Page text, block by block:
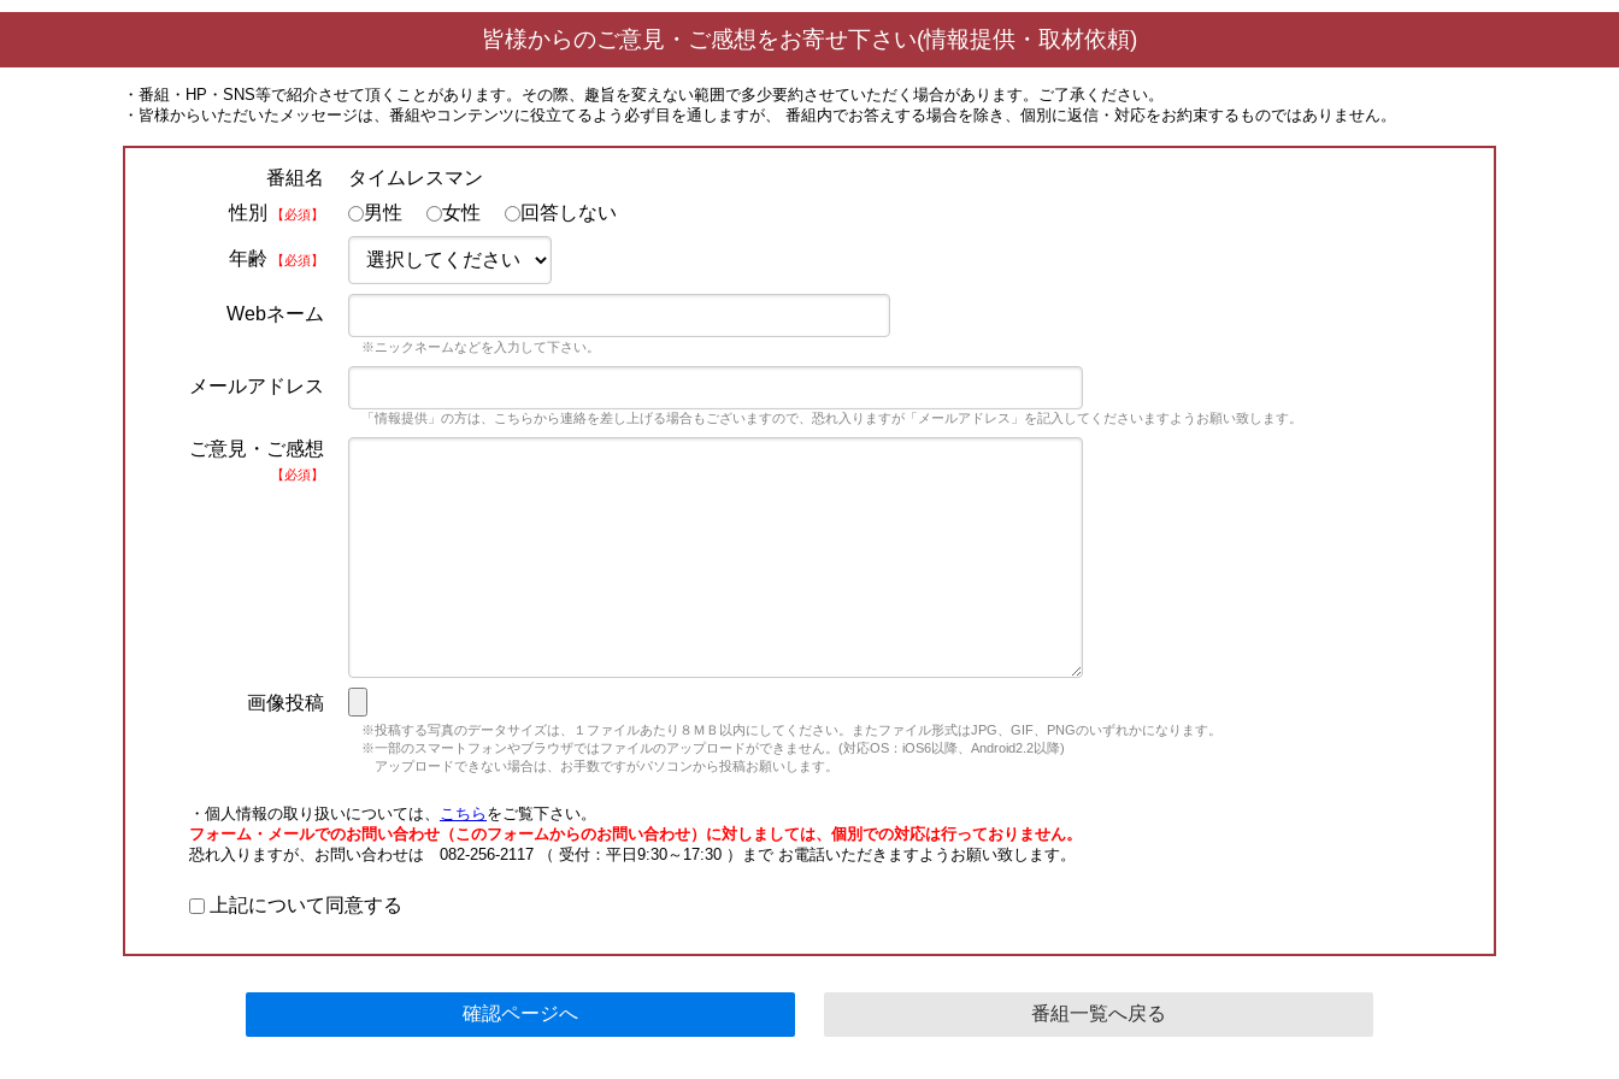
皆様からのご意見・ご感想をお寄せ下さい(情報提供・取材依頼)
・番組・HP・SNS等で紹介させて頂くことがあります。その際、趣旨を変えない範囲で多少要約させていただく場合があります。ご了承ください。
・皆様からいただいたメッセージは、番組やコンテンツに役立てるよう必ず目を通しますが、 番組内でお答えする場合を除き、個別に返信・対応をお約束するものではありません。
番組名
タイムレスマン
性別
【必須】 男性 女性 回答しない
年齢 【必須】
Webネーム
※ニックネームなどを入力して下さい。
メールアドレス
「情報提供」の方は、こちらから連絡を差し上げる場合もございますので、恐れ入りますが「メールアドレス」を記入してくださいますようお願い致します。
ご意見・ご感想
【必須】
画像投稿
※投稿する写真のデータサイズは、１ファイルあたり８ＭＢ以内にしてください。またファイル形式はJPG、GIF、PNGのいずれかになります。
※一部のスマートフォンやブラウザではファイルのアップロードができません。(対応OS：iOS6以降、Android2.2以降)
アップロードできない場合は、お手数ですがパソコンから投稿お願いします。
・個人情報の取り扱いについては、 こちら をご覧下さい。
フォーム・メールでのお問い合わせ（このフォームからのお問い合わせ）に対しましては、個別での対応は行っておりません。
恐れ入りますが、お問い合わせは 082-256-2117 （ 受付：平日9:30～17:30 ）まで お電話いただきますようお願い致します。
上記について同意する
確認ページへ 番組一覧へ戻る